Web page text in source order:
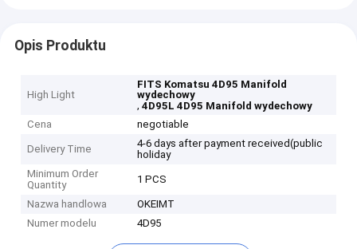
Opis Produktu
High Light
FITS Komatsu 4D95 Manifold
wydechowy
,4D95L 4D95 Manifold wydechowy
Cena
negotiable
Delivery Time
4-6 days after payment received(public
holiday
Minimum Order
Quantity
1 PCS
Nazwa handlowa
OKEIMT
Numer modelu
4D95